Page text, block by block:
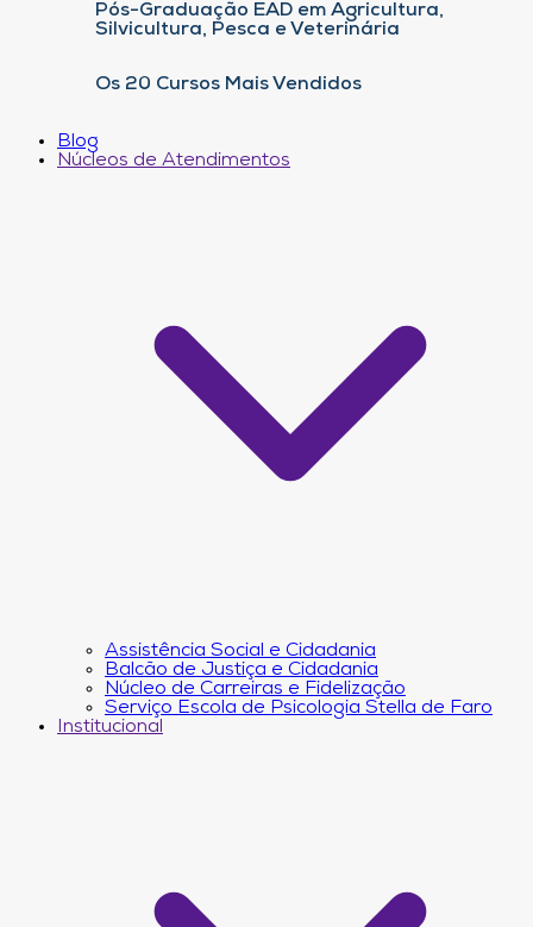
Pós-Graduação EAD em Agricultura,
Silvicultura, Pesca e Veterinária
Os 20 Cursos Mais Vendidos
Blog
Núcleos de Atendimentos
Assistência Social e Cidadania
Balcão de Justiça e Cidadania
Núcleo de Carreiras e Fidelização
Serviço Escola de Psicologia Stella de Faro
Institucional